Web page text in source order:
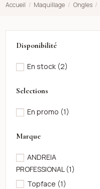
Accueil Maquillage Ongles
Disponibilité
En stock (2)
Selections
En promo (1)
Marque
ANDREIA
PROFESSIONAL (1)
Topface (1)